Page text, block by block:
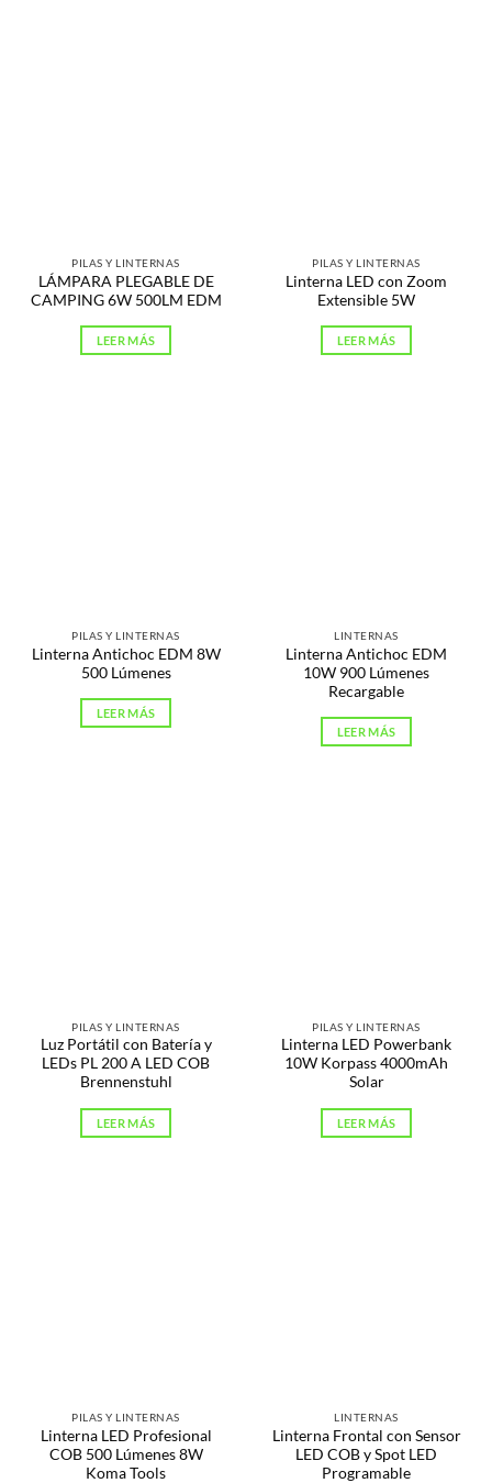
PILAS Y LINTERNAS
LÁMPARA PLEGABLE DE
CAMPING 6W 500LM EDM
LEER MÁS
PILAS Y LINTERNAS
Linterna LED con Zoom
Extensible 5W
LEER MÁS
PILAS Y LINTERNAS
Linterna Antichoc EDM 8W
500 Lúmenes
LEER MÁS
LINTERNAS
Linterna Antichoc EDM
10W 900 Lúmenes
Recargable
LEER MÁS
PILAS Y LINTERNAS
Luz Portátil con Batería y
LEDs PL 200 A LED COB
Brennenstuhl
LEER MÁS
PILAS Y LINTERNAS
Linterna LED Powerbank
10W Korpass 4000mAh
Solar
LEER MÁS
PILAS Y LINTERNAS
Linterna LED Profesional
COB 500 Lúmenes 8W
Koma Tools
LINTERNAS
Linterna Frontal con Sensor
LED COB y Spot LED
Programable